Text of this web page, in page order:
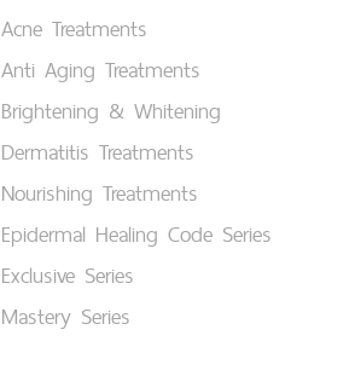
Acne Treatments
Anti Aging Treatments
Brightening & Whitening
Dermatitis Treatments
Nourishing Treatments
Epidermal Healing Code Series
Exclusive Series
Mastery Series